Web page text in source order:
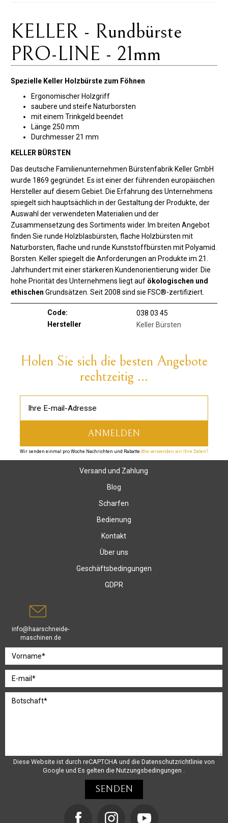
KELLER - Rundbürste
PRO-LINE - 21mm
Spezielle Keller Holzbürste zum Föhnen
Ergonomischer Holzgriff
saubere und steife Naturborsten
mit einem Trinkgeld beendet
Länge 250 mm
Durchmesser 21 mm
KELLER BÜRSTEN
Das deutsche Familienunternehmen Bürstenfabrik Keller GmbH
wurde 1869 gegründet. Es ist einer der führenden europäischen
Hersteller auf diesem Gebiet. Die Erfahrung des Unternehmens
spiegelt sich hauptsächlich in der Gestaltung der Produkte, der
Auswahl der verwendeten Materialien und der
Zusammensetzung des Sortiments wider. Im breiten Angebot
finden Sie runde Holzblasbürsten, flache Holzbürsten mit
Naturborsten, flache und runde Kunststoffbürsten mit Polyamid.
Borsten. Keller spiegelt die Anforderungen an Produkte im 21.
Jahrhundert mit einer stärkeren Kundenorientierung wider. Die
hohe Priorität des Unternehmens liegt auf ökologischen und
ethischen Grundsätzen. Seit 2008 sind sie FSC®-zertifiziert.
Code:
038 03 45
Hersteller
Keller Bürsten
Holen Sie sich die besten Angebote
rechtzeitig ...
Wir senden einmal pro Woche Nachrichten und Rabatte.Wie verwenden wir Ihre Daten?
Versand und Zahlung
Blog
Scharfen
Bedienung
Kontakt
Über uns
Geschäftsbedingungen
GDPR
info@haarschneide-
maschinen.de
Diese Website ist durch reCAPTCHA und die Datenschutzrichtlinie von
Google und Es gelten die Nutzungsbedingungen .